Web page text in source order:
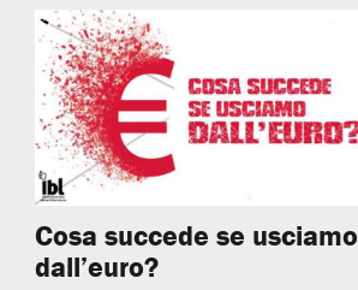
Cosa succede se usciamo
dall’euro?